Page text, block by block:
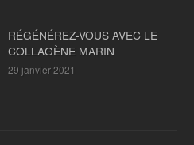
RÉGÉNÉREZ-VOUS AVEC LE
COLLAGÈNE MARIN
29 janvier 2021